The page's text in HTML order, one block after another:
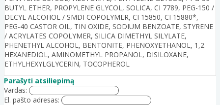
BUTYL ETHER, PROPYLENE GLYCOL, SOLICA, CI 7789, PEG-150 /
DECYL ALCOHOL / SMDI COPOLYMER, CI 15850, CI 15880*,
PEG-40 CASTOR OIL, TIN OXIDE, SODIUM BENZOATE, STYRENE
/ ACRYLATES COPOLYMER, SILICA DIMETHYL SILYLATE,
PHENETHYL ALCOHOL, BENTONITE, PHENOXYETHANOL, 1,2
HEXANEDIOL, AMINOMETHYL PROPANOL, DISILOXANE,
ETHYLHEXYLGLYCERIN, TOCOPHEROL
Parašyti atsiliepimą
Vardas:
El. pašto adresas: